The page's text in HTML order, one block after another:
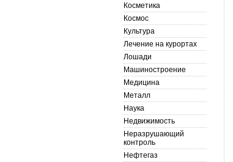
Косметика
Космос
Культура
Лечение на курортах
Лошади
Машиностроение
Медицина
Металл
Наука
Недвижимость
Неразрушающий
контроль
Нефтегаз